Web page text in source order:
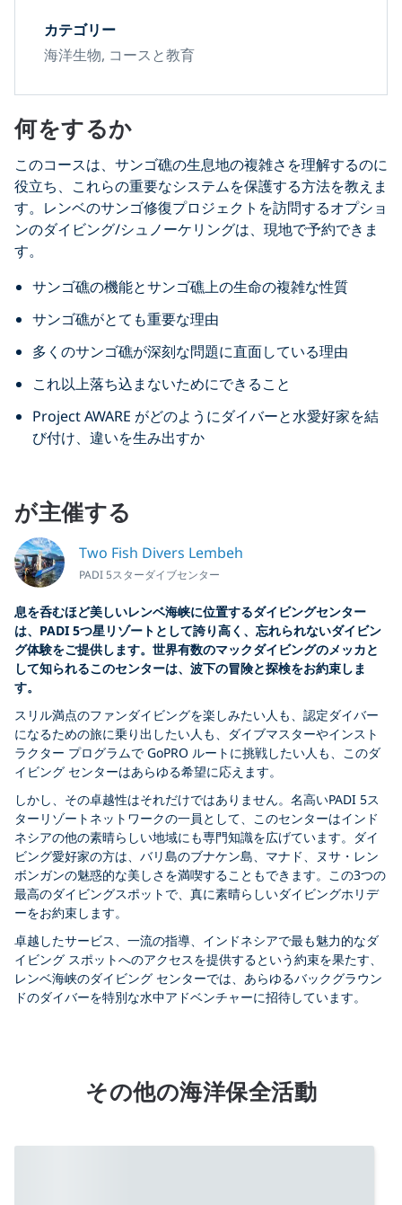
何をするか
このコースは、サンゴ礁の生息地の複雑さを理解するのに
役立ち、これらの重要なシステムを保護する方法を教えま
す。レンベのサンゴ修復プロジェクトを訪問するオプショ
ンのダイビング/シュノーケリングは、現地で予約できま
す。
サンゴ礁の機能とサンゴ礁上の生命の複雑な性質
サンゴ礁がとても重要な理由
多くのサンゴ礁が深刻な問題に直面している理由
これ以上落ち込まないためにできること
Project AWARE がどのようにダイバーと水愛好家を結
び付け、違いを生み出すか
が主催する
Two Fish Divers Lembeh
PADI 5スターダイブセンター
息を呑むほど美しいレンベ海峡に位置するダイビングセンター
は、PADI 5つ星リゾートとして誇り高く、忘れられないダイビン
グ体験をご提供します。世界有数のマックダイビングのメッカと
して知られるこのセンターは、波下の冒険と探検をお約束しま
す。
スリル満点のファンダイビングを楽しみたい人も、認定ダイバー
になるための旅に乗り出したい人も、ダイブマスターやインスト
ラクター プログラムで GoPRO ルートに挑戦したい人も、このダ
イビング センターはあらゆる希望に応えます。
しかし、その卓越性はそれだけではありません。名高いPADI 5ス
ターリゾートネットワークの一員として、このセンターはインド
ネシアの他の素晴らしい地域にも専門知識を広げています。ダイ
ビング愛好家の方は、バリ島のブナケン島、マナド、ヌサ・レン
ボンガンの魅惑的な美しさを満喫することもできます。この3つの
最高のダイビングスポットで、真に素晴らしいダイビングホリデ
ーをお約束します。
卓越したサービス、一流の指導、インドネシアで最も魅力的なダ
イビング スポットへのアクセスを提供するという約束を果たす、
レンベ海峡のダイビング センターでは、あらゆるバックグラウン
ドのダイバーを特別な水中アドベンチャーに招待しています。
カテゴリー
海洋生物, コースと教育
その他の海洋保全活動